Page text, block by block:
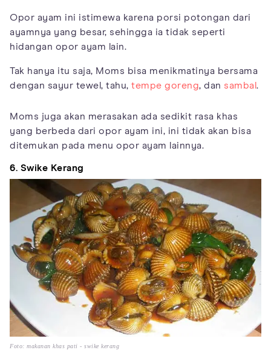
Opor ayam ini istimewa karena porsi potongan dari
ayamnya yang besar, sehingga ia tidak seperti
hidangan opor ayam lain.
Tak hanya itu saja, Moms bisa menikmatinya bersama
dengan sayur tewel, tahu, tempe goreng, dan sambal .
Moms juga akan merasakan ada sedikit rasa khas
yang berbeda dari opor ayam ini, ini tidak akan bisa
ditemukan pada menu opor ayam lainnya.
6. Swike Kerang
Foto: makanan khas pati - swike kerang